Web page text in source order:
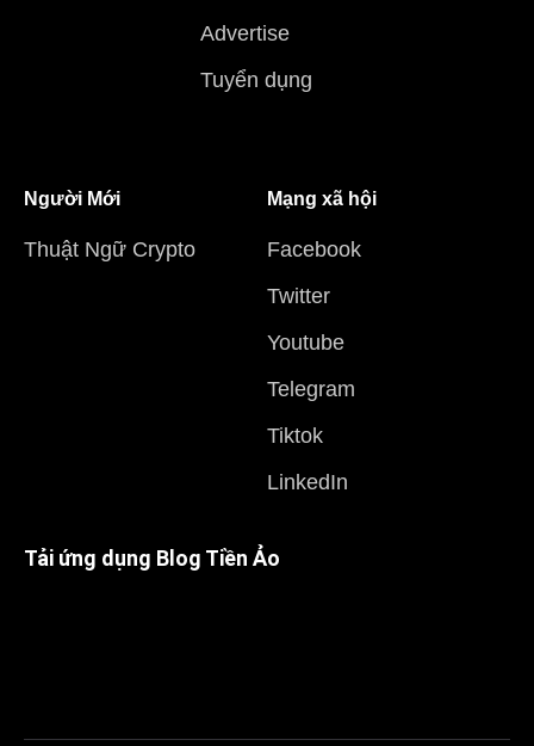
Advertise
Tuyển dụng
Người Mới
Thuật Ngữ Crypto
Mạng xã hội
Facebook
Twitter
Youtube
Telegram
Tiktok
LinkedIn
Tải ứng dụng Blog Tiền Ảo